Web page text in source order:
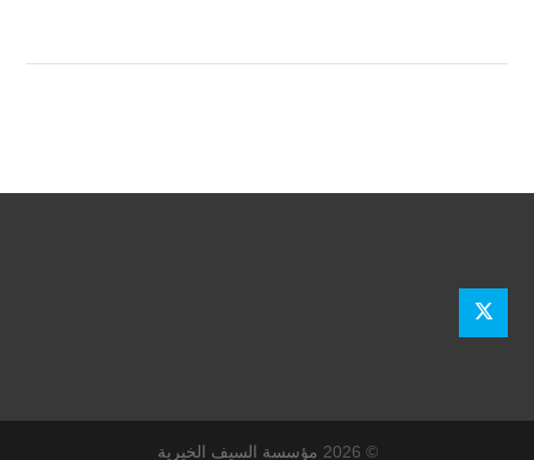
© 2026 مؤسسة السيف الخيرية